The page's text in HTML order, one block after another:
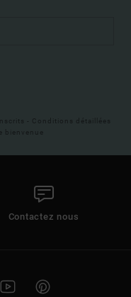
- Conditions détaillées
bienvenue
Contactez nous